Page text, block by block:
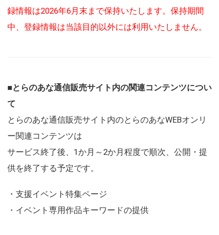
録情報は2026年6月末まで保持いたします。保持期間
中、登録情報は当該目的以外には利用いたしません。
■とらのあな通信販売サイト内の関連コンテンツについ
て
とらのあな通信販売サイト内のとらのあなWEBオンリ
ー関連コンテンツは
サービス終了後、1か月～2か月程度で順次、公開・提
供を終了する予定です。
・支援イベント特集ページ
・イベント専用作品キーワードの提供